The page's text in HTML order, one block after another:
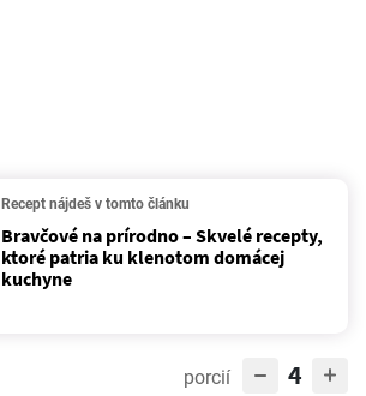
Recept nájdeš v tomto článku
Bravčové na prírodno – Skvelé recepty,
ktoré patria ku klenotom domácej
kuchyne
porcií 4